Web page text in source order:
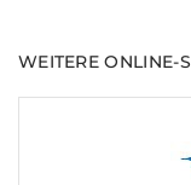
WEITERE ONLINE-